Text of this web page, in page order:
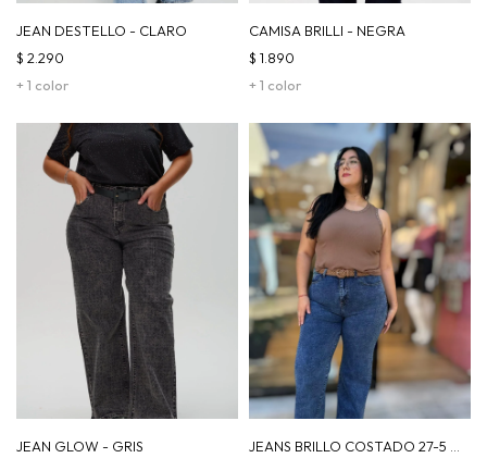
JEAN DESTELLO - CLARO
+ 1 color
$ 2.290
CAMISA BRILLI - NEGRA
+ 1 color
$ 1.890
JEAN GLOW - GRIS
JEANS BRILLO COSTADO 27-5 -